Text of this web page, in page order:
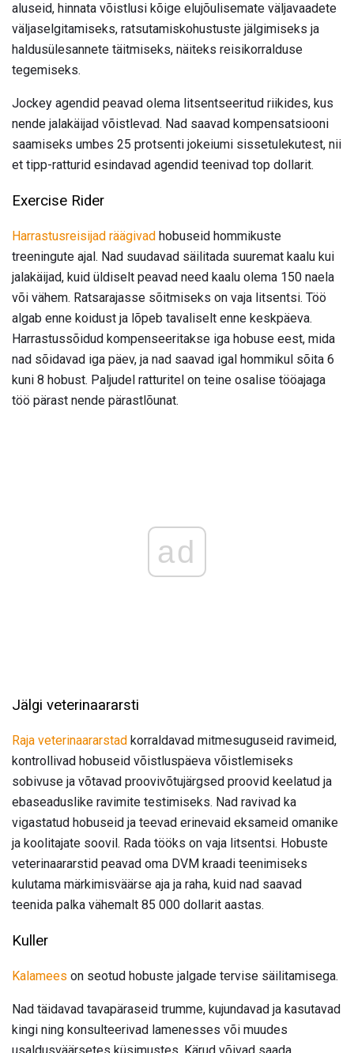
aluseid, hinnata võistlusi kõige elujõulisemate väljavaadete
väljaselgitamiseks, ratsutamiskohustuste jälgimiseks ja
haldusülesannete täitmiseks, näiteks reisikorralduse
tegemiseks.
Jockey agendid peavad olema litsentseeritud riikides, kus
nende jalakäijad võistlevad. Nad saavad kompensatsiooni
saamiseks umbes 25 protsenti jokeiumi sissetulekutest, nii
et tipp-ratturid esindavad agendid teenivad top dollarit.
Exercise Rider
Harrastusreisijad räägivad hobuseid hommikuste
treeningute ajal. Nad suudavad säilitada suuremat kaalu kui
jalakäijad, kuid üldiselt peavad need kaalu olema 150 naela
või vähem. Ratsarajasse sõitmiseks on vaja litsentsi. Töö
algab enne koidust ja lõpeb tavaliselt enne keskpäeva.
Harrastussõidud kompenseeritakse iga hobuse eest, mida
nad sõidavad iga päev, ja nad saavad igal hommikul sõita 6
kuni 8 hobust. Paljudel ratturitel on teine ​​osalise tööajaga
töö pärast nende pärastlõunat.
ad
Jälgi veterinaararsti
Raja veterinaararstad korraldavad mitmesuguseid ravimeid,
kontrollivad hobuseid võistluspäeva võistlemiseks
sobivuse ja võtavad proovivõtujärgsed proovid keelatud ja
ebaseaduslike ravimite testimiseks. Nad ravivad ka
vigastatud hobuseid ja teevad erinevaid eksameid omanike
ja koolitajate soovil. Rada tööks on vaja litsentsi. Hobuste
veterinaararstid peavad oma DVM kraadi teenimiseks
kulutama märkimisväärse aja ja raha, kuid nad saavad
teenida palka vähemalt 85 000 dollarit aastas.
Kuller
Kalamees on seotud hobuste jalgade tervise säilitamisega.
Nad täidavad tavapäraseid trumme, kujundavad ja kasutavad
kingi ning konsulteerivad lamenesses või muudes
usaldusväärsetes küsimustes. Kärud võivad saada